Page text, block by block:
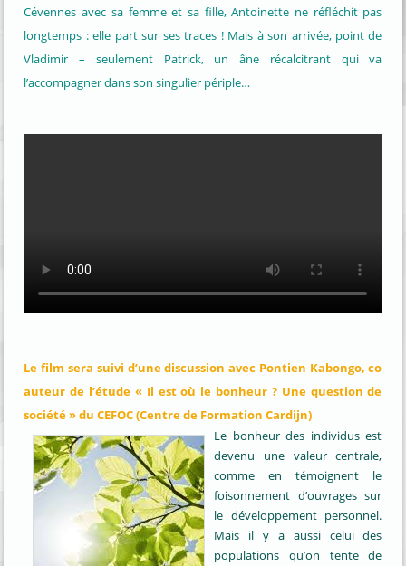
Cévennes avec sa femme et sa fille, Antoinette ne réfléchit pas
longtemps : elle part sur ses traces ! Mais à son arrivée, point de
Vladimir – seulement Patrick, un âne récalcitrant qui va
l’accompagner dans son singulier périple…
Le film sera suivi d’une discussion avec Pontien Kabongo, co
auteur de l’étude « Il est où le bonheur ? Une question de
société » du CEFOC (Centre de Formation Cardijn)
Le bonheur des individus est
devenu une valeur centrale,
comme en témoignent le
foisonnement d’ouvrages sur
le développement personnel.
Mais il y a aussi celui des
populations qu’on tente de